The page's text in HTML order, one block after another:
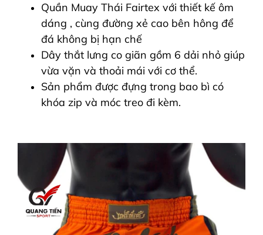
Quần Muay Thái Fairtex với thiết kế ôm
dáng , cùng đường xẻ cao bên hông để
đá không bị hạn chế
Dây thắt lưng co giãn gồm 6 dải nhỏ giúp
vừa vặn và thoải mái với cơ thể.
Sản phẩm được đựng trong bao bì có
khóa zip và móc treo đi kèm.